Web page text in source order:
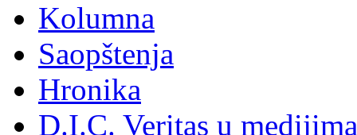
Kolumna
Saopštenja
Hronika
D.I.C. Veritas u medijima